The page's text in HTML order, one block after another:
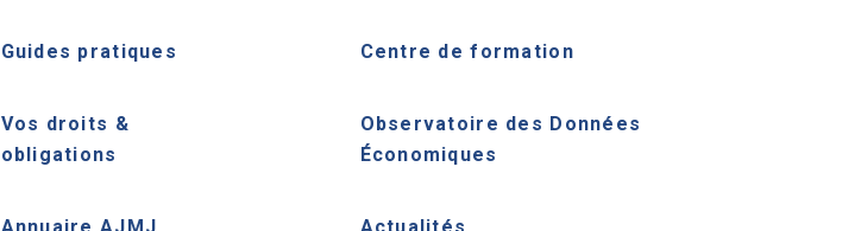
Guides pratiques
Vos droits &
obligations
Centre de formation
Observatoire des Données
Économiques